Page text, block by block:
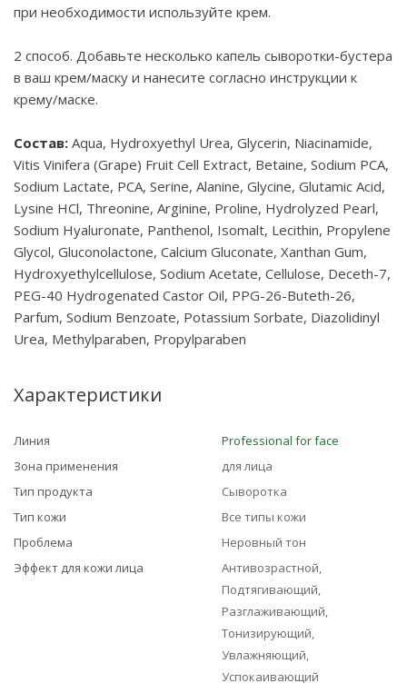
при необходимости используйте крем.
2 способ. Добавьте несколько капель сыворотки-бустера
в ваш крем/маску и нанесите согласно инструкции к
крему/маске.
Состав: Aqua, Hydroxyethyl Urea, Glycerin, Niacinamide,
Vitis Vinifera (Grape) Fruit Cell Extract, Betaine, Sodium PCA,
Sodium Lactate, PCA, Serine, Alanine, Glycine, Glutamic Acid,
Lysine HCl, Threonine, Arginine, Proline, Hydrolyzed Pearl,
Sodium Hyaluronate, Panthenol, Isomalt, Lecithin, Propylene
Glycol, Gluconolactone, Calcium Gluconate, Xanthan Gum,
Hydroxyethylcellulose, Sodium Acetate, Cellulose, Deceth-7,
PEG-40 Hydrogenated Castor Oil, PPG-26-Buteth-26,
Parfum, Sodium Benzoate, Potassium Sorbate, Diazolidinyl
Urea, Methylparaben, Propylparaben
Характеристики
Линия
Professional for faсe
Зона применения
для лица
Тип продукта
Сыворотка
Тип кожи
Все типы кожи
Проблема
Неровный тон
Эффект для кожи лица
Антивозрастной,
Подтягивающий,
Разглаживающий,
Тонизирующий,
Увлажняющий,
Успокаивающий